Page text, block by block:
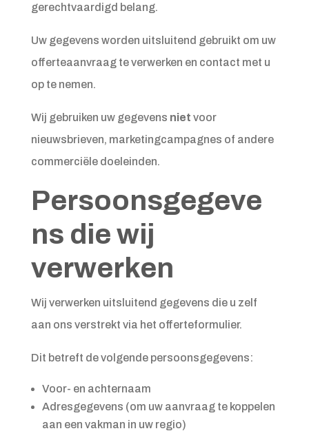
gerechtvaardigd belang.
Uw gegevens worden uitsluitend gebruikt om uw
offerteaanvraag te verwerken en contact met u
op te nemen.
Wij gebruiken uw gegevens niet voor
nieuwsbrieven, marketingcampagnes of andere
commerciële doeleinden.
Persoonsgegeve
ns die wij
verwerken
Wij verwerken uitsluitend gegevens die u zelf
aan ons verstrekt via het offerteformulier.
Dit betreft de volgende persoonsgegevens:
Voor- en achternaam
Adresgegevens (om uw aanvraag te koppelen
aan een vakman in uw regio)